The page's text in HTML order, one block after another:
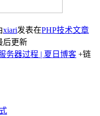
xiari发表在PHP技术文章
后更新
务器过程 | 夏日博客 +链